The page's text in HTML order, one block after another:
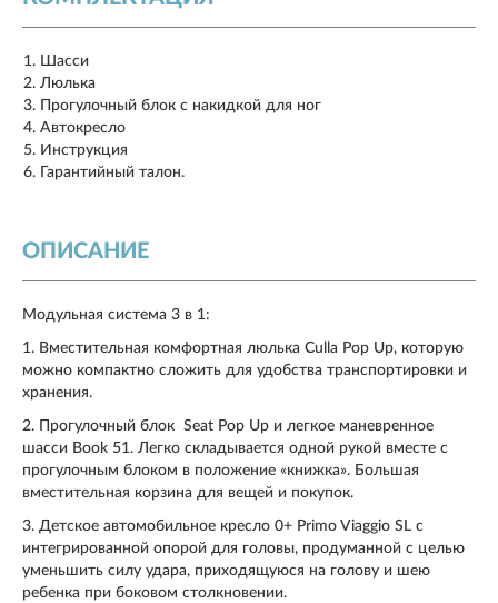
Шасси
Люлька
Прогулочный блок с накидкой для ног
Автокресло
Инструкция
Гарантийный талон.
ОПИСАНИЕ
Модульная система 3 в 1:
1. Вместительная комфортная люлька Culla Pop Up, которую
можно компактно сложить для удобства транспортировки и
хранения.
2. Прогулочный блок Seat Pop Up и легкое маневренное
шасси Book 51. Легко складывается одной рукой вместе с
прогулочным блоком в положение «книжка». Большая
вместительная корзина для вещей и покупок.
3. Детское автомобильное кресло 0+ Primo Viaggio SL с
интегрированной опорой для головы, продуманной с целью
уменьшить силу удара, приходящуюся на голову и шею
ребенка при боковом столкновении.